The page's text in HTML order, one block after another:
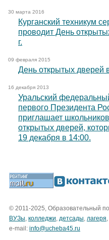
30 марта 2016
Курганский техникум
проводит День
г.
09 февраля 2015
День открытых дверей
16 декабря 2013
Уральский
первого Президента
приглашает
открытых дверей,
19 декабря в 14:00.
© 2011-2025, Образовательный
ВУЗы, колледжи, детсады, лагеря,
e-mail: info@ucheba45.ru